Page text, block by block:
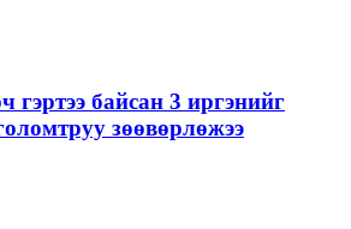
гэртээ байсан 3 иргэнийг
зөөвөрлөжээ